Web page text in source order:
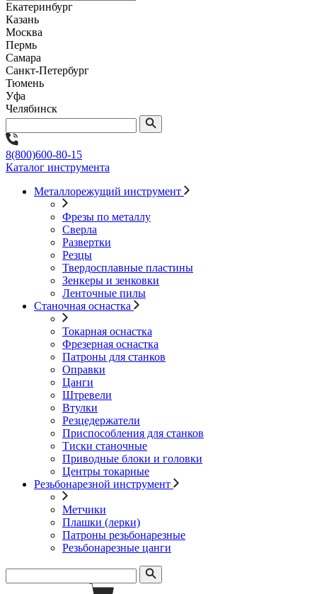
Екатеринбург
Казань
Москва
Пермь
Самара
Санкт-Петербург
Тюмень
Уфа
Челябинск
8(800)600-80-15
Каталог инструмента
Металлорежущий инструмент
Фрезы по металлу
Сверла
Развертки
Резцы
Твердосплавные пластины
Зенкеры и зенковки
Ленточные пилы
Станочная оснастка
Токарная оснастка
Фрезерная оснастка
Патроны для станков
Оправки
Цанги
Штревели
Втулки
Резцедержатели
Приспособления для станков
Тиски станочные
Приводные блоки и головки
Центры токарные
Резьбонарезной инструмент
Метчики
Плашки (лерки)
Патроны резьбонарезные
Резьбонарезные цанги